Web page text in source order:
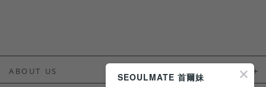
ABOUT US
SEOULMATE 首爾妹